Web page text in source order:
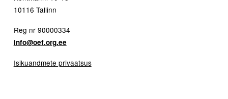
10116 Tallinn
Reg nr 90000334
info@oef.org.ee
Isikuandmete privaatsus